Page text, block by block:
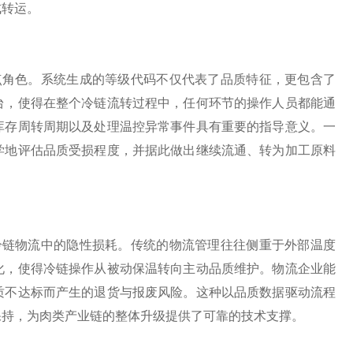
运。
。系统生成的等级代码不仅代表了品质特征，更包含了
使得在整个冷链流转过程中，任何环节的操作人员都能通
周转周期以及处理温控异常事件具有重要的指导意义。一
评估品质受损程度，并据此做出继续流通、转为加工原料
流中的隐性损耗。传统的物流管理往往侧重于外部温度
使得冷链操作从被动保温转向主动品质维护。物流企业能
达标而产生的退货与报废风险。这种以品质数据驱动流程
，为肉类产业链的整体升级提供了可靠的技术支撑。